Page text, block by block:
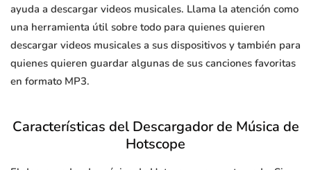
ayuda a descargar videos musicales. Llama la atención como
una herramienta útil sobre todo para quienes quieren
descargar videos musicales a sus dispositivos y también para
quienes quieren guardar algunas de sus canciones favoritas
en formato MP3.
Características del Descargador de Música de
Hotscope